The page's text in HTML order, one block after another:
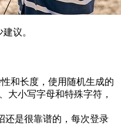
议。
和长度，使用随机生成的
大小写字母和特殊字符，
还是很靠谱的，每次登录